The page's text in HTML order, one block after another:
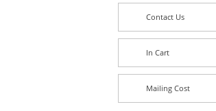
Contact Us
In Cart
Mailing Cost